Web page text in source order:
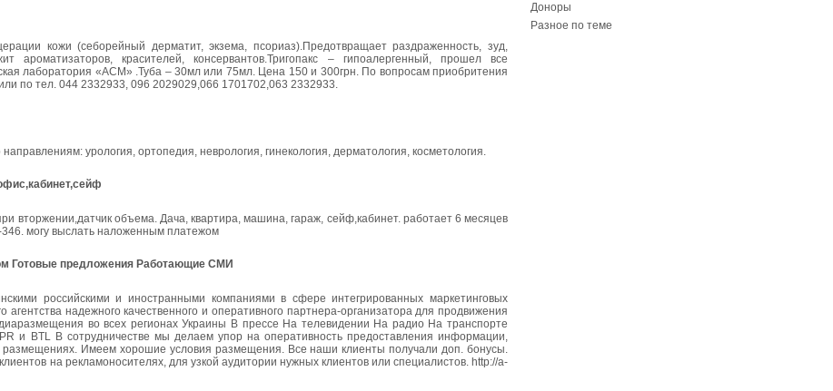
кожи (себорейный дерматит, экзема, псориаз).Предотвращает раздраженность, зуд,
красителей, консервантов.Тригопакс – гипоалергенный, прошел все
лаборатория «АСМ» .Туба – 30мл или 75мл. Цена 150 и 300грн. По вопросам приобритения
по тел. 044 2332933, 096 2029029,066 1701702,063 2332933.
урология, ортопедия, неврология, гинекология, дерматология, косметология.
вторжении,датчик объема. Дача, квартира, машина, гараж, сейф,кабинет. работает 6 месяцев
могу выслать наложенным платежом
Готовые предложения Работающие СМИ
российскими и иностранными компаниями в сфере интегрированных маркетинговых
надежного качественного и оперативного партнера-организатора для продвижения
во всех регионах Украины В прессе На телевидении На радио На транспорте
и BTL В сотрудничестве мы делаем упор на оперативность предоставления информации,
размещениях. Имеем хорошие условия размещения. Все наши клиенты получали доп. бонусы.
на рекламоносителях, для узкой аудитории нужных клиентов или специалистов. http://a-
Доноры
Разное по теме